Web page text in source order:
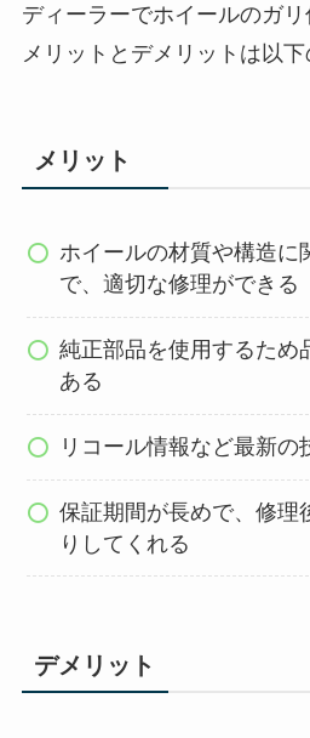
ディーラーでホイールのガ
メリットとデメリットは以下
メリット
ホイールの材質や構造に
で、適切な修理ができる
純正部品を使用するため
ある
リコール情報など最新の
保証期間が長めで、修理
りしてくれる
デメリット